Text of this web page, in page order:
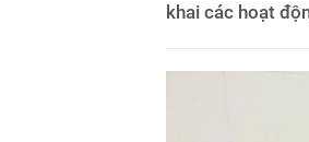
khai các hoạt